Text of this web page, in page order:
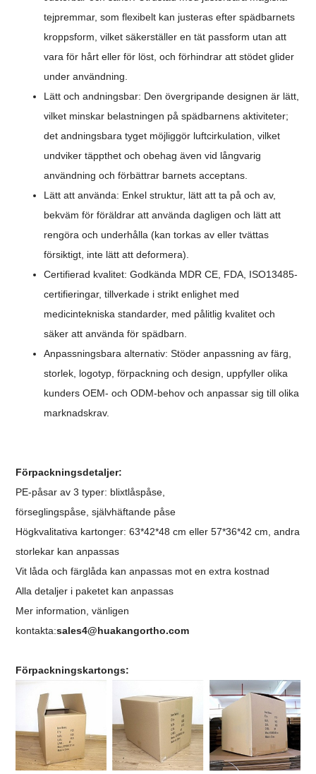
tejpremmar, som flexibelt kan justeras efter spädbarnets
kroppsform, vilket säkerställer en tät passform utan att
vara för hårt eller för löst, och förhindrar att stödet glider
under användning.
Lätt och andningsbar: Den övergripande designen är lätt,
vilket minskar belastningen på spädbarnens aktiviteter;
det andningsbara tyget möjliggör luftcirkulation, vilket
undviker täppthet och obehag även vid långvarig
användning och förbättrar barnets acceptans.
Lätt att använda: Enkel struktur, lätt att ta på och av,
bekväm för föräldrar att använda dagligen och lätt att
rengöra och underhålla (kan torkas av eller tvättas
försiktigt, inte lätt att deformera).
Certifierad kvalitet: Godkända MDR CE, FDA, ISO13485-
certifieringar, tillverkade i strikt enlighet med
medicintekniska standarder, med pålitlig kvalitet och
säker att använda för spädbarn.
Anpassningsbara alternativ: Stöder anpassning av färg,
storlek, logotyp, förpackning och design, uppfyller olika
kunders OEM- och ODM-behov och anpassar sig till olika
marknadskrav.
Förpackningsdetaljer:
PE-påsar av 3 typer: blixtlåspåse,
förseglingspåse,självhäftande påse
Högkvalitativa kartonger: 63*42*48 cm eller 57*36*42 cm, andra
storlekar kan anpassas
Vit låda och färglåda kan anpassas mot en extra kostnad
Alla detaljer i paketet kan anpassas
Mer information, vänligen
kontakta:sales4@huakangortho.com
Förpackningskartongs: